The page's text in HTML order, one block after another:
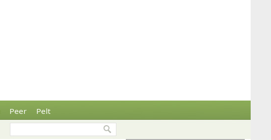
Peer Pelt